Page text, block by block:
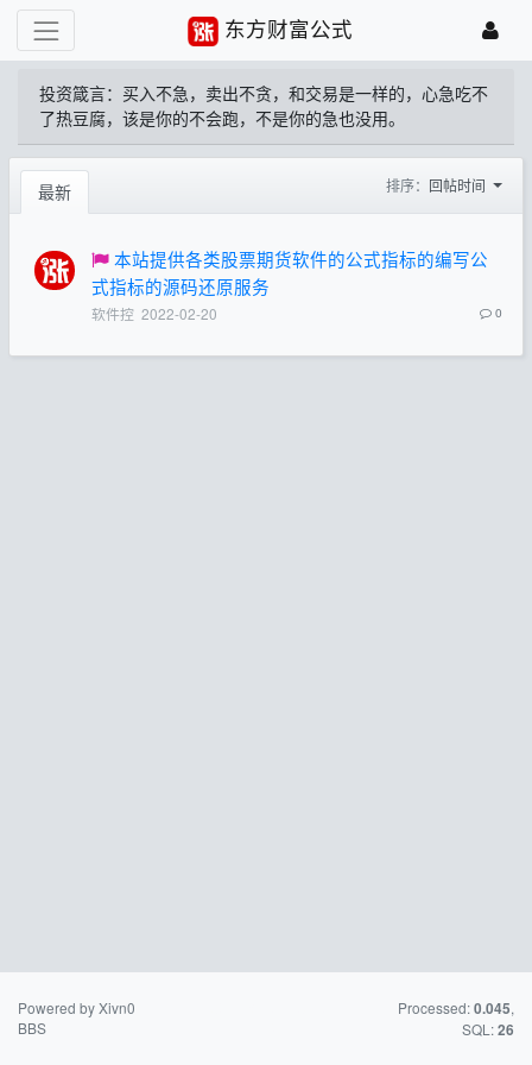
东方财富公式
投资箴言：买入不急，卖出不贪，和交易是一样的，心急吃不
了热豆腐，该是你的不会跑，不是你的急也没用。
最新 排序： 回帖时间
本站提供各类股票期货软件的公式指标的编写公
式指标的源码还原服务
软件控 2022-02-20 0
Powered by Xivn0
BBS
Processed:0.045,
SQL:26